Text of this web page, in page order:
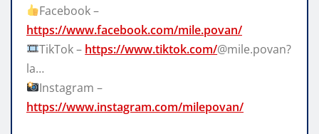
Facebook –
https://www.facebook.com/mile.povan/
TikTok – https://www.tiktok.com/@mile.povan?
la…
Instagram –
https://www.instagram.com/milepovan/